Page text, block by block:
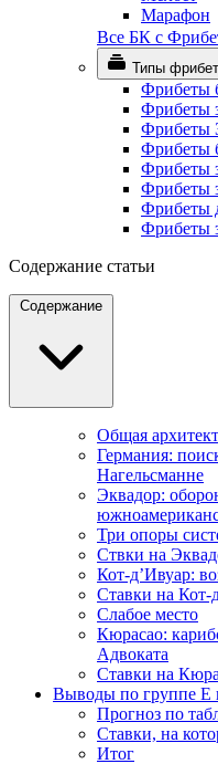
Марафон
Все БК с
Типы
Фрибеты
Фрибеты
Фрибеты
Фрибеты
Фрибеты
Фрибеты
Фрибеты
Фрибеты
Содержание статьи
Содержание
Общая
Германия:
Нагельсманне
Эквадор:
Три опоры
Ствки на
Кот-д’Ивуар:
Ставки на Кот-
Слабое место
Кюрасао:
Адвоката
Ставки на
Выводы по группе E
Прогноз по
Ставки, на
Итог